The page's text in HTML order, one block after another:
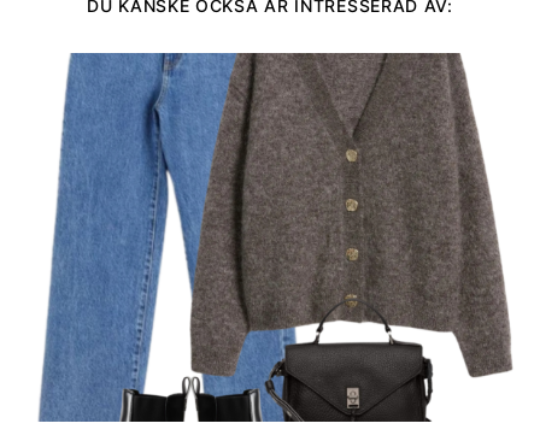
DU KANSKE OCKSÅ ÄR INTRESSERAD AV: